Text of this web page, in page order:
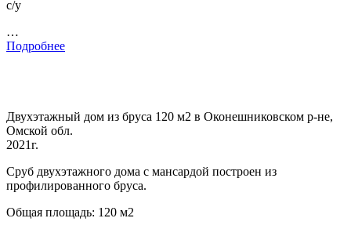
с/у
…
Подробнее
Двухэтажный дом из бруса 120 м2 в Оконешниковском р-не,
Омской обл.
2021г.
Сруб двухэтажного дома с мансардой построен из
профилированного бруса.
Общая площадь: 120 м2